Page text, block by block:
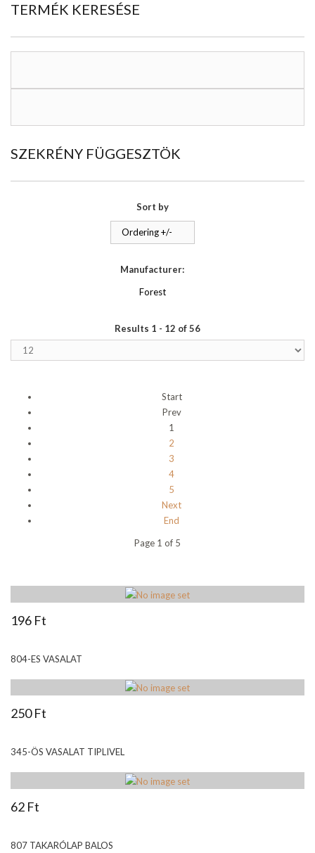
TERMÉK KERESÉSE
SZEKRÉNY FÜGGESZTÖK
Sort by
Ordering +/-
Manufacturer:
Forest
Results 1 - 12 of 56
Start
Prev
1
2
3
4
5
Next
End
Page 1 of 5
196 Ft
804-ES VASALAT
250 Ft
345-ÖS VASALAT TIPLIVEL
62 Ft
807 TAKARÓLAP BALOS